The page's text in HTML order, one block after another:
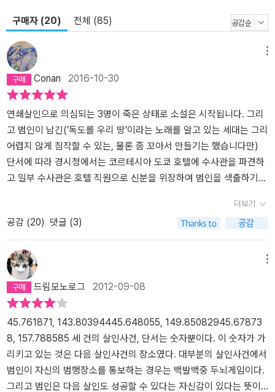
구매자 (20) 전체 (85)
Conan 2016-10-30
연쇄살인으로 의심되는 3명이 죽은 상태로 소설은 시작됩니다. 그리
고 범인이 남긴('독도를 우리 땅'이라는 노래를 알고 있는 세대는 그리
어렵지 않게 짐작할 수 있는, 물론 좀 꼬아서 만들기는 했습니다만)
단서에 따라 경시청에서는 코르테시아 도쿄 호텔에 수사관을 파견하
고 일부 수사관은 호텔 직원으로 신분을 위장하여 범인을 색출하기
스커레이드는 '가면, 가면무도회'라는 뜻이라고 합니다. 호텔이라는
특성상 많은 사람들이 호텔을 오고가고, 스스로를 숨기고 가면을 쓰
고 서로를 대합니다. 직원도 손님도 크게 다르지 않습니다. 그 안에서
안전함을 또한 편안함을 느끼며 그 댓가를 지불합니다. 예상되는 살
인 날짜가 다가 오면서 호텔 직원들도 잠복한 수사관들도 긴장이 고
조되고 모든 일에 예민하게 됩니다. 그 와중에 특정인들이 특정정보
를 독점하게 되고 정보를 공개해서 우리의 안위를 도모할 것인지 공
개하지 않아서 타인의 안위도 지킬 것인지 조마조마한 상황이 이어집
니다. 그리고 결국은 범인이 밝혀지고 그 범인의 뜻밖의 살인의도가
드러납니다.우리는 살아가면서 많은 사람을 만나게 되고 의도했던 하
지 않았던 많은 상처를 주고 받게 됩니다. 그 상처가 상처를 받는 입장
에서 얼마나 클 수 있는 것인지 그 상처로 인해 그 사람의 인생이 얼마
더보기
공감 (20) 댓글 (3)
드림모노로그 2012-09-08
45.761871, 143.80394445.648055, 149.85082945.67873
8, 157.788585 세 건의 살인사건, 단서는 숫자뿐이다. 이 숫자가 가
리키고 있는 것은 다음 살인사건의 장소였다. 대부분의 살인사건에서
범인이 자신의 범행장소를 통보하는 경우는 백발백중 두뇌게임이다.
그리고 범인은 다음 살인도 성공할 수 있다는 자신감이 있다는 뜻이